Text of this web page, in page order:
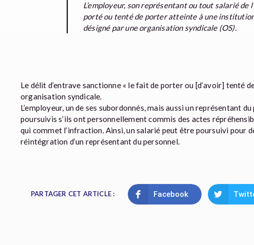
L’employeur, son représentant ou tout salarié
porté ou tenté de porter atteinte à une
désigné par une organisation syndicale (OS).
Le délit d’entrave sanctionne « le fait de porter ou [d’avoir] tenté
organisation syndicale.
L’employeur, un de ses subordonnés, mais aussi un représentant
poursuivis s’ils ont personnellement commis des actes
qui commet l’infraction. Ainsi, un salarié peut être poursuivi pour
réintégration d’un représentant du personnel.
PARTAGER CET ARTICLE : Facebook